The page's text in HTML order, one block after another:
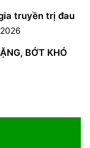
truyền trị đau
BỚT KHÓ